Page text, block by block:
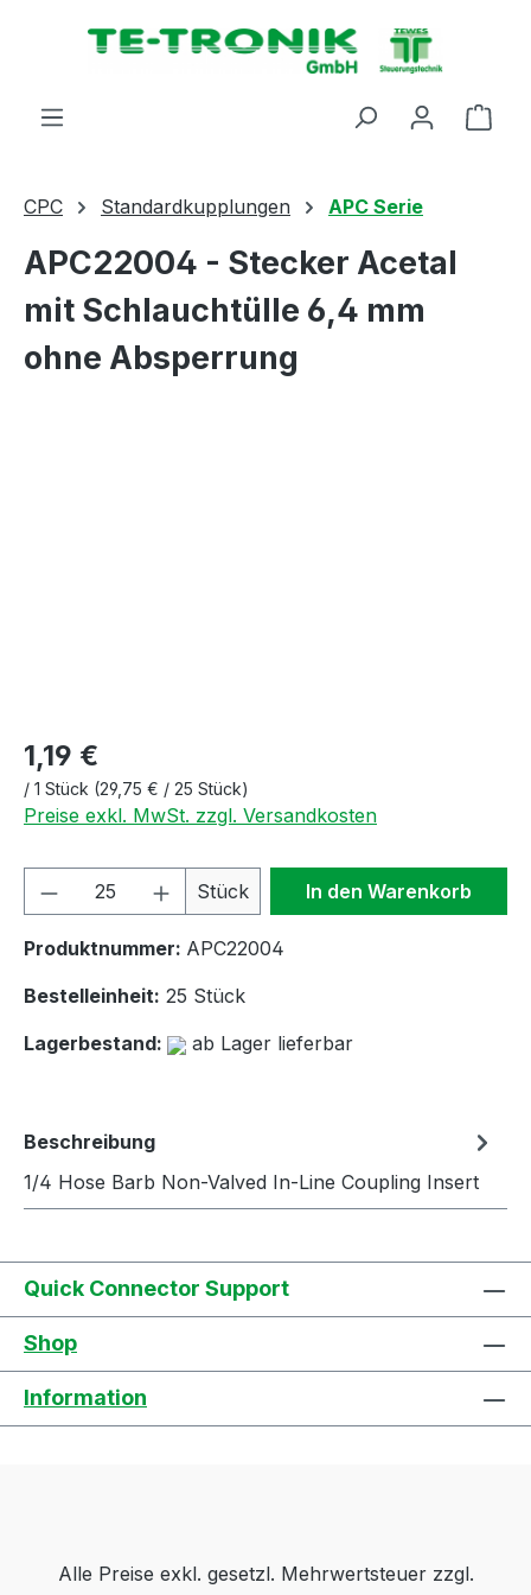
springen
CPC Standardkupplungen APC Serie
APC22004 - Stecker Acetal
mit Schlauchtülle 6,4 mm
ohne Absperrung
1,19 €
/ 1 Stück (29,75 € / 25 Stück)
Preise exkl. MwSt. zzgl. Versandkosten
Produkt Anzahl: Gib den
Stück In den Warenkorb
Produktnummer: APC22004
Bestelleinheit: 25 Stück
Lagerbestand:
ab Lager lieferbar
Beschreibung
1/4 Hose Barb Non-Valved In-Line Coupling Insert
Quick Connector Support
Shop
Information
Alle Preise exkl. gesetzl. Mehrwertsteuer zzgl.